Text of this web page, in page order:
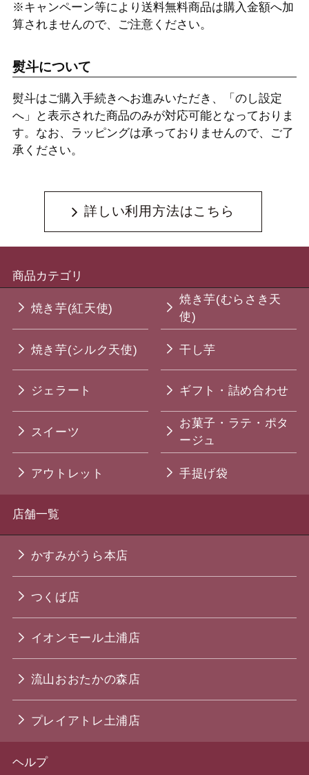
※キャンペーン等により送料無料商品は購入金額へ加
算されませんので、ご注意ください。
熨斗について
熨斗はご購入手続きへお進みいただき、「のし設定
へ」と表示された商品のみが対応可能となっておりま
す。なお、ラッピングは承っておりませんので、ご了
承ください。
詳しい利用方法はこちら
商品カテゴリ
焼き芋(紅天使)
焼き芋(むらさき天
使)
焼き芋(シルク天使) 干し芋
ジェラート ギフト・詰め合わせ
スイーツ
お菓子・ラテ・ポタ
ージュ
アウトレット 手提げ袋
店舗一覧
かすみがうら本店
つくば店
イオンモール土浦店
流山おおたかの森店
プレイアトレ土浦店
ヘルプ